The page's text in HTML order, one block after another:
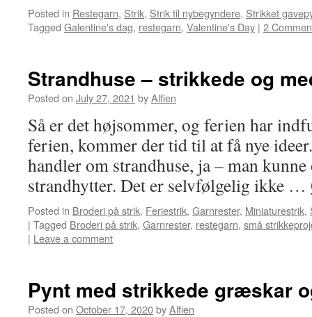
Posted in Restegarn, Strik, Strik til nybegyndere, Strikket
Tagged Galentine's dag, restegarn, Valentine's Day | 2
Strandhuse – strikkede og
Posted on July 27, 2021 byAlfien
Så er det højsommer, og ferien har
ferien, kommer der tid til at få nye
handler om strandhuse, ja – man
strandhytter. Det er selvfølgelig ikke …
Posted in Broderi på strik, Feriestrik, Garnrester, Miniaturestrik,
| Tagged Broderi på strik, Garnrester, restegarn, små
| Leave a comment
Pynt med strikkede græskar
Posted on October 17, 2020byAlfien